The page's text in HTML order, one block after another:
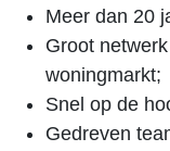
Meer dan 20
Groot
woningmarkt;
Snel op de
Gedreven